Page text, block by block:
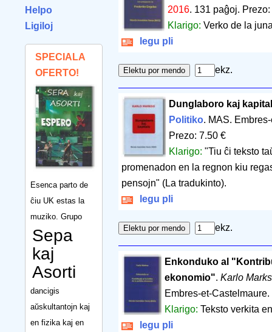
Helpo
Ligiloj
SPECIALA
OFERTO!
Esenca parto de
ĉiu UK estas la
muziko. Grupo
Sepa
kaj
Asorti
dancigis
aŭskultantojn kaj
en fizika kaj en
2016. 131 paĝoj.
Klarigo: Verko de la
legu pli
ekz.
Dunglaboro kaj
Politiko. MAS.
Prezo: 7.50 €
Klarigo: "Tiu ĉi teksto
promenadon en la regnon kiu
pensojn" (La tradukinto).
legu pli
ekz.
Enkonduko al
ekonomio".Karlo
Embres-et-Castelmaure.
Klarigo:Teksto verkita
legu pli